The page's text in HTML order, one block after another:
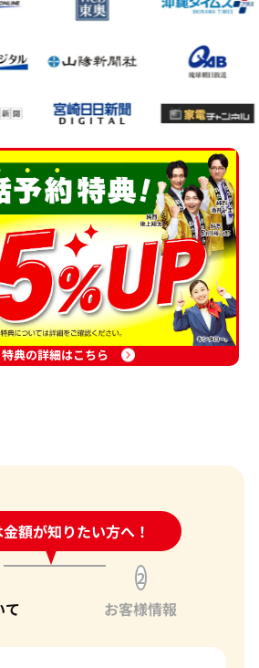
特典の詳細はこちら
額が知りたい方へ！
中!問い合わせフォーム
て
2
お客様情報